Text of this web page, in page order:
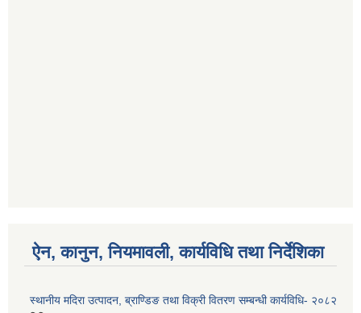
ऐन, कानुन, नियमावली, कार्यविधि तथा निर्देशिका
स्थानीय मदिरा उत्पादन, ब्राण्डिङ तथा विक्री वितरण सम्बन्धी कार्यविधि- २०८२